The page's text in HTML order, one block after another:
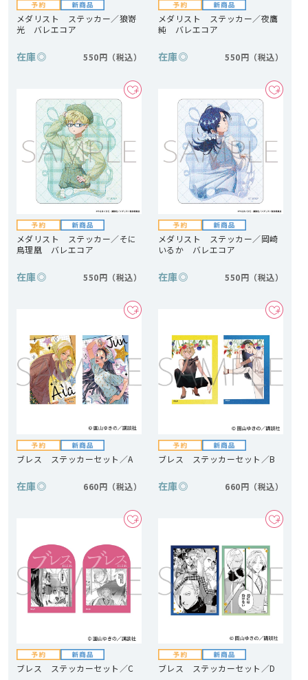
メダリスト ステッカー／狼嵜
光 バレエコア
在庫◎ 550円
メダリスト ステッカー／夜鷹
純 バレエコア
在庫◎ 550円
メダリスト ステッカー／そに
鳥理凰 バレエコア
在庫◎ 550円
メダリスト ステッカー／岡崎
いるか バレエコア
在庫◎ 550円
ブレス ステッカーセット／A
在庫◎ 660円
ブレス ステッカーセット／B
在庫◎ 660円
ブレス ステッカーセット／C ブレス ステッカーセット／D